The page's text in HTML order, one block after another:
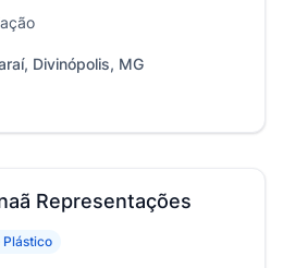
Divinópolis, MG
Representações